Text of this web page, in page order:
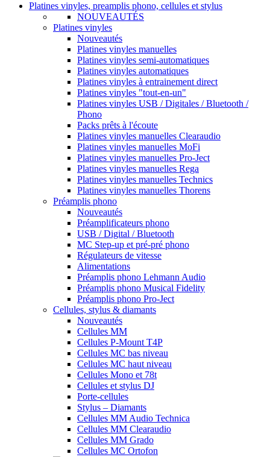
Platines vinyles, preamplis phono, cellules et stylus
NOUVEAUTÉS
Platines vinyles
Nouveautés
Platines vinyles manuelles
Platines vinyles semi-automatiques
Platines vinyles automatiques
Platines vinyles à entrainement direct
Platines vinyles "tout-en-un"
Platines vinyles USB / Digitales / Bluetooth /
Phono
Packs prêts à l'écoute
Platines vinyles manuelles Clearaudio
Platines vinyles manuelles MoFi
Platines vinyles manuelles Pro-Ject
Platines vinyles manuelles Rega
Platines vinyles manuelles Technics
Platines vinyles manuelles Thorens
Préamplis phono
Nouveautés
Préamplificateurs phono
USB / Digital / Bluetooth
MC Step-up et pré-pré phono
Régulateurs de vitesse
Alimentations
Préamplis phono Lehmann Audio
Préamplis phono Musical Fidelity
Préamplis phono Pro-Ject
Cellules, stylus & diamants
Nouveautés
Cellules MM
Cellules P-Mount T4P
Cellules MC bas niveau
Cellules MC haut niveau
Cellules Mono et 78t
Cellules et stylus DJ
Porte-cellules
Stylus – Diamants
Cellules MM Audio Technica
Cellules MM Clearaudio
Cellules MM Grado
Cellules MC Ortofon